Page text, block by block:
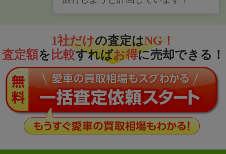
1社だけの査定はNG！
査定額を 比較すればお得に売却できる！